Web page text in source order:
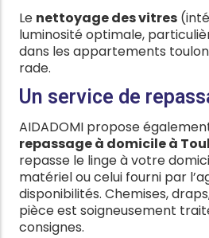
Le nettoyage des vitres
luminosité optimale,
dans les appartements
rade.
Un service de
AIDADOMI propose
repassage à domicile à
repasse le linge à votre
matériel ou celui fourni par
disponibilités. Chemises,
pièce est soigneusement
consignes.